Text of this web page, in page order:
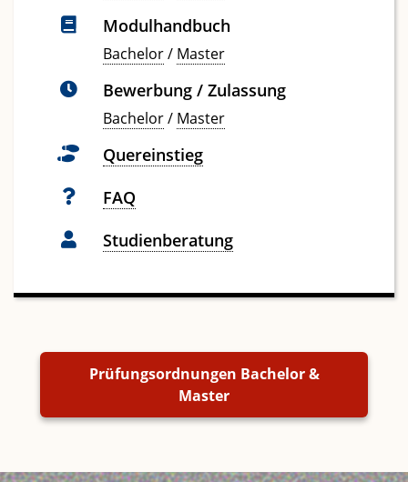
Modulhandbuch
Bachelor/ Master
Bewerbung / Zulassung
Bachelor/ Master
Quereinstieg
FAQ
Studienberatung
Prüfungsordnungen Bachelor &
Master